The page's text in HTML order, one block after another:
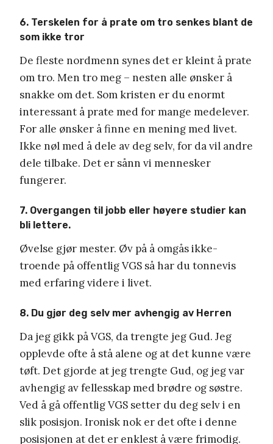
6. Terskelen for å prate om tro senkes blant de
som ikke tror
De fleste nordmenn synes det er kleint å prate
om tro. Men tro meg – nesten alle ønsker å
snakke om det. Som kristen er du enormt
interessant å prate med for mange medelever.
For alle ønsker å finne en mening med livet.
Ikke nøl med å dele av deg selv, for da vil andre
dele tilbake. Det er sånn vi mennesker
fungerer.
7. Overgangen til jobb eller høyere studier kan
bli lettere.
Øvelse gjør mester. Øv på å omgås ikke-
troende på offentlig VGS så har du tonnevis
med erfaring videre i livet.
8. Du gjør deg selv mer avhengig av Herren
Da jeg gikk på VGS, da trengte jeg Gud. Jeg
opplevde ofte å stå alene og at det kunne være
tøft. Det gjorde at jeg trengte Gud, og jeg var
avhengig av fellesskap med brødre og søstre.
Ved å gå offentlig VGS setter du deg selv i en
slik posisjon. Ironisk nok er det ofte i denne
posisjonen at det er enklest å være frimodig.